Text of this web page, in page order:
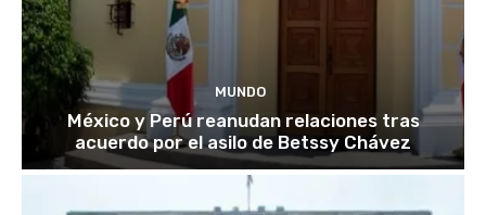
MUNDO
México y Perú reanudan relaciones tras
acuerdo por el asilo de Betssy Chávez